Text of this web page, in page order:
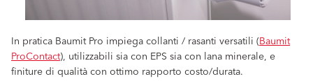
In pratica Baumit Pro impiega collanti / rasanti versatili (Baumit
ProContact), utilizzabili sia con EPS sia con lana minerale, e
finiture di qualità con ottimo rapporto costo/durata.